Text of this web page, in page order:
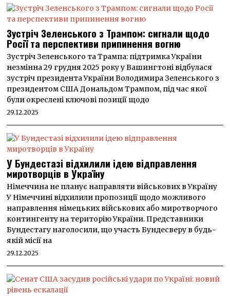
Зустріч Зеленського з Трампом: сигнали щодо
Росії та перспективи припинення вогню
Зустріч Зеленського та Трампа: підтримка України
незмінна 29 грудня 2025 року у Вашингтоні відбулася
зустріч президента України Володимира Зеленського з
президентом США Дональдом Трампом, під час якої
були окреслені ключові позиції щодо
29.12.2025
У Бундестазі відхилили ідею відправлення
миротворців в Україну
Німеччина не планує направляти військових в Україну
У Німеччині відхилили пропозиції щодо можливого
направлення німецьких військових або миротворчого
контингенту на територію України. Представники
Бундестагу наголосили, що участь Бундесверу в будь-
якій місії на
29.12.2025